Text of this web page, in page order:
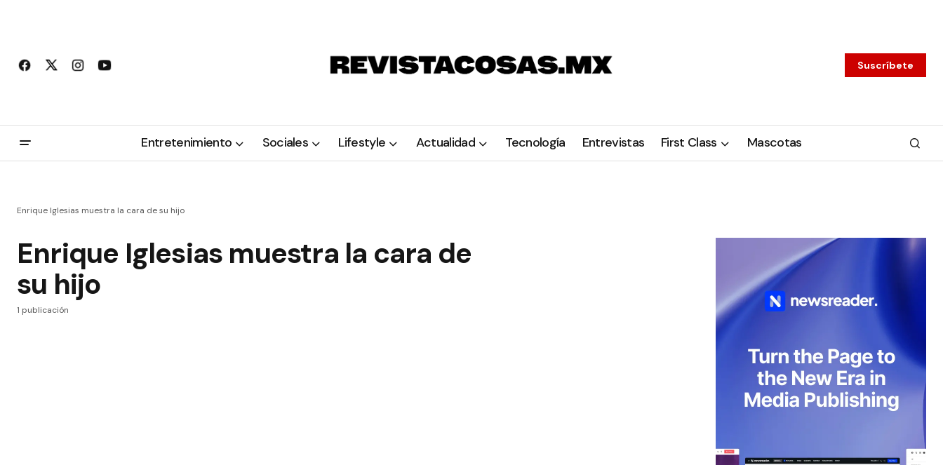
Suscríbete
Entretenimiento Sociales Lifestyle Actualidad Tecnología Entrevistas First Class Mascotas
Enrique Iglesias muestra la cara de su hijo
Enrique Iglesias muestra la cara de
su hijo
1 publicación